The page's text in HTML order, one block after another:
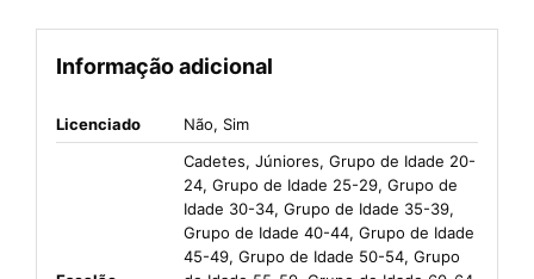
Informação adicional
Licenciado Não, Sim
Cadetes, Júniores, Grupo de Idade 20-
24, Grupo de Idade 25-29, Grupo de
Idade 30-34, Grupo de Idade 35-39,
Grupo de Idade 40-44, Grupo de Idade
45-49, Grupo de Idade 50-54, Grupo